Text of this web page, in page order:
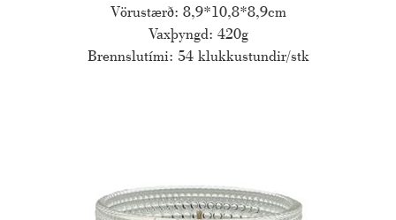
Vörustærð: 8,9*10,8*8,9cm
Vaxþyngd: 420g
Brennslutími: 54 klukkustundir/stk